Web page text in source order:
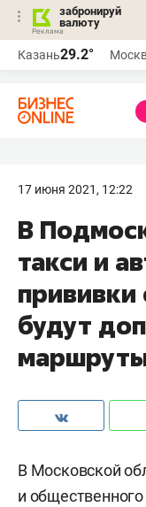
забронируй
валюту
Казань29.2°
17 июня 2021, 12:22
В
такси и
прививки
будут
В Московской
и